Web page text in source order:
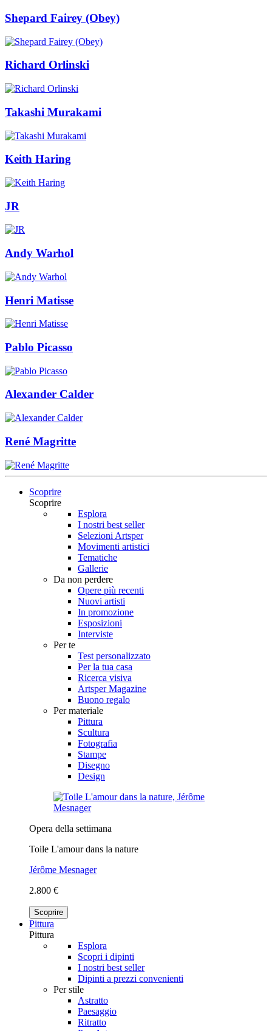
Shepard Fairey (Obey)
Richard Orlinski
Takashi Murakami
Keith Haring
JR
Andy Warhol
Henri Matisse
Pablo Picasso
Alexander Calder
René Magritte
Scoprire
Scoprire
Esplora
I nostri best seller
Selezioni Artsper
Movimenti artistici
Tematiche
Gallerie
Da non perdere
Opere più recenti
Nuovi artisti
In promozione
Esposizioni
Interviste
Per te
Test personalizzato
Per la tua casa
Ricerca visiva
Artsper Magazine
Buono regalo
Per materiale
Pittura
Scultura
Fotografia
Stampe
Disegno
Design
Opera della settimana
Toile L'amour dans la nature
Jérôme Mesnager
2.800 €
Scoprire
Pittura
Pittura
Esplora
Scopri i dipinti
I nostri best seller
Dipinti a prezzi convenienti
Per stile
Astratto
Paesaggio
Ritratto